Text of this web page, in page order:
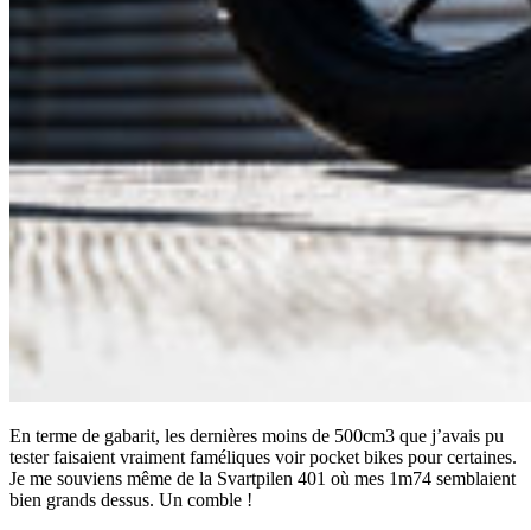
En terme de gabarit, les dernières moins de 500cm3 que j’avais pu
tester faisaient vraiment faméliques voir pocket bikes pour certaines.
Je me souviens même de la Svartpilen 401 où mes 1m74 semblaient
bien grands dessus. Un comble !